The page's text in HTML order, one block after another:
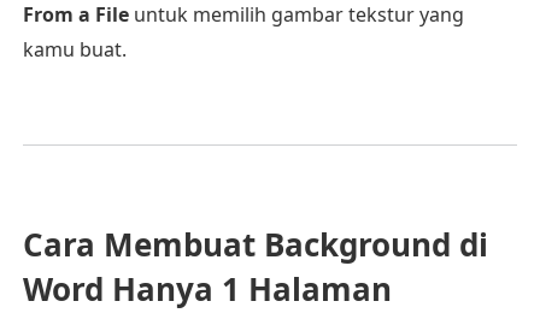
From a Fileuntuk memilih gambar tekstur yang
kamu buat.
Cara Membuat Background di
Word Hanya 1 Halaman